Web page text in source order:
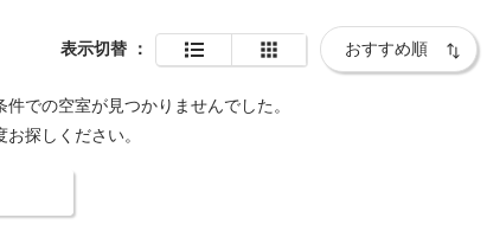
表示切替 ：
での空室が見つかりませんでした。
探しください。